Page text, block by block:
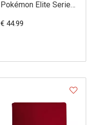
Pokémon Elite Series
Zippered
€ 44.99